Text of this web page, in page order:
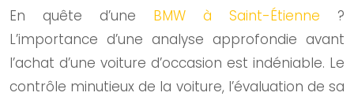
En quête d’une BMW à Saint-Étienne ?
L’importance d’une analyse approfondie avant
l’achat d’une voiture d’occasion est indéniable. Le
contrôle minutieux de la voiture, l’évaluation de sa